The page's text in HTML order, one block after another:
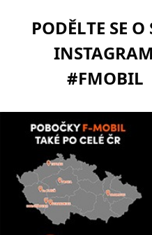
PODĚLTE SE
#FMOBIL